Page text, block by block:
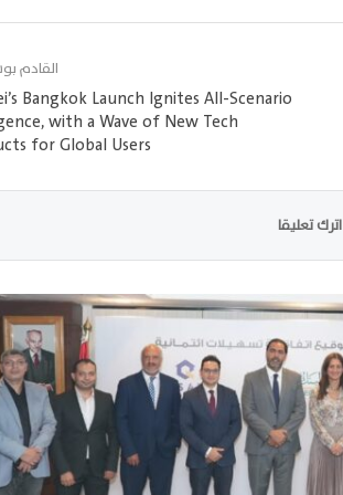
القادم
Bangkok Launch Ignites All-Scenario
with a Wave of New Tech
for Global Users
اترك تعليقا